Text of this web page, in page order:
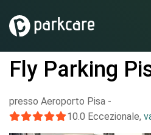
Fly Parking
presso Aeroporto Pisa -
10.0 Eccezionale,